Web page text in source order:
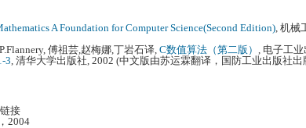
A Foundation for Computer Science(Second Edition), 机械
傅祖芸,赵梅娜,丁岩石译, C数值算法（第二版） , 电子工业
3, 清华大学出版社, 2002 (中文版由苏运霖翻译，国防工业出版社出
接
2004